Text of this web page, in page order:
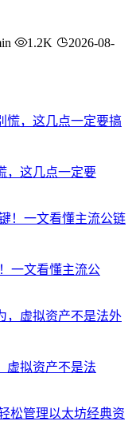
1.2K
2026-08-
，这几点一定要
一文看懂主流公
虚拟资产不是法